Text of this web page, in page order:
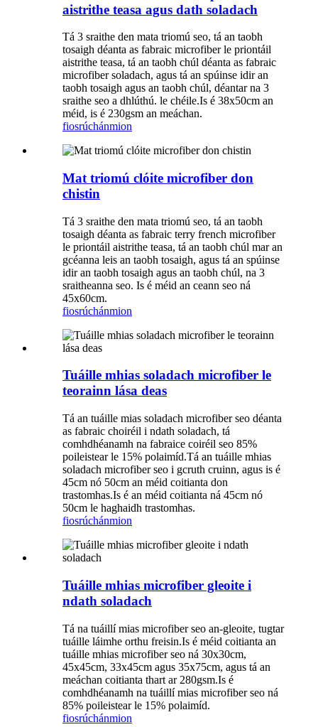
aistrithe teasa agus dath soladach
Tá 3 sraithe den mata triomú seo, tá an taobh
tosaigh déanta as fabraic microfiber le priontáil
aistrithe teasa, tá an taobh chúl déanta as fabraic
microfiber soladach, agus tá an spúinse idir an
taobh tosaigh agus an taobh chúl, déantar na 3
sraithe seo a dhlúthú. le chéile.Is é 38x50cm an
méid, is é 230gsm an meáchan.
fiosrúchánmion
Mat triomú clóite microfiber don
chistin
Tá 3 sraithe den mata triomú seo, tá an taobh
tosaigh déanta as fabraic terry french microfiber
le priontáil aistrithe teasa, tá an taobh chúl mar an
gcéanna leis an taobh tosaigh, agus tá an spúinse
idir an taobh tosaigh agus an taobh chúl, na 3
sraitheanna seo. Is é méid an ceann seo ná
45x60cm.
fiosrúchánmion
Tuáille mhias soladach microfiber le
teorainn lása deas
Tá an tuáille mias soladach microfiber seo déanta
as fabraic choiréil i ndath soladach, tá
comhdhéanamh na fabraice coiréil seo 85%
poileistear le 15% polaimíd.Tá an tuáille mhias
soladach microfiber seo i gcruth cruinn, agus is é
45cm nó 50cm an méid coitianta don
trastomhas.Is é an méid coitianta ná 45cm nó
50cm le haghaidh trastomhas.
fiosrúchánmion
Tuáille mhias microfiber gleoite i
ndath soladach
Tá na tuáillí mias microfiber seo an-gleoite, tugtar
tuáille láimhe orthu freisin.Is é méid coitianta an
tuáille mhias microfiber seo ná 30x30cm,
45x45cm, 33x45cm agus 35x75cm, agus tá an
meáchan coitianta thart ar 280gsm.Is é
comhdhéanamh na tuáillí mias microfiber seo ná
85% poileistear le 15% polaimíd.
fiosrúchánmion